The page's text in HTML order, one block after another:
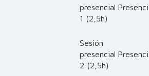
presencial
1 (2,5h)
Sesión
presencial
2 (2,5h)